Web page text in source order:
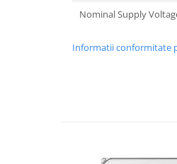
Componente ServerNominal Supply
Informatii conformitate